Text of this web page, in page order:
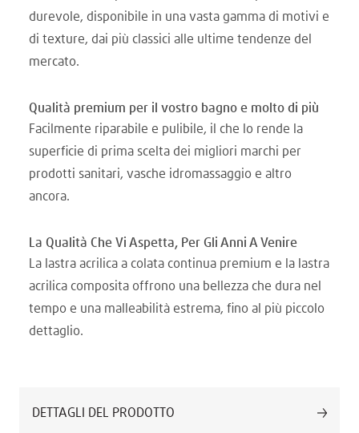
durevole, disponibile in una vasta gamma di motivi e
di texture, dai più classici alle ultime tendenze del
mercato.
Qualità premium per il vostro bagno e molto di più
Facilmente riparabile e pulibile, il che lo rende la
superficie di prima scelta dei migliori marchi per
prodotti sanitari, vasche idromassaggio e altro
ancora.
La Qualità Che Vi Aspetta, Per Gli Anni A Venire
La lastra acrilica a colata continua premium e la lastra
acrilica composita offrono una bellezza che dura nel
tempo e una malleabilità estrema, fino al più piccolo
dettaglio.
DETTAGLI DEL PRODOTTO